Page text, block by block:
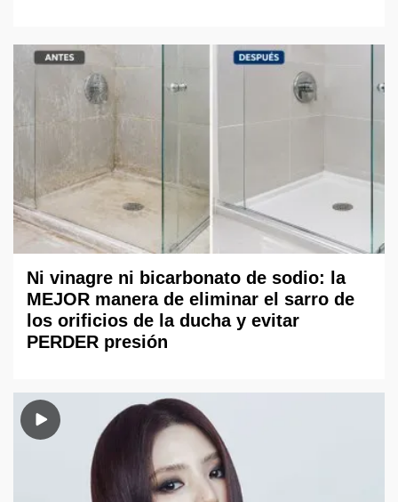
Ni vinagre ni bicarbonato de sodio: la
MEJOR manera de eliminar el sarro de
los orificios de la ducha y evitar
PERDER presión